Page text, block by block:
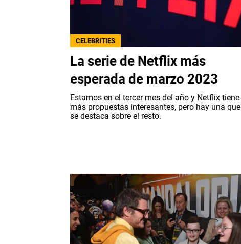
CELEBRITIES
La serie de Netflix más
esperada de marzo 2023
Estamos en el tercer mes del año y Netflix tiene
más propuestas interesantes, pero hay una que
se destaca sobre el resto.